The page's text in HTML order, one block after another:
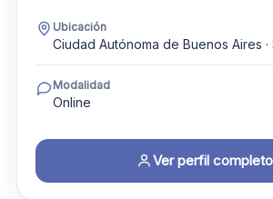
Ubicación
Ciudad Autónoma de Buenos Aires ·
Modalidad
Online
Ver perfil completo